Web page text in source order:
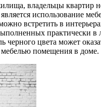
владельцы квартир
использование
встретить в
практически в
черного цвета может
мебелью помещения в доме.